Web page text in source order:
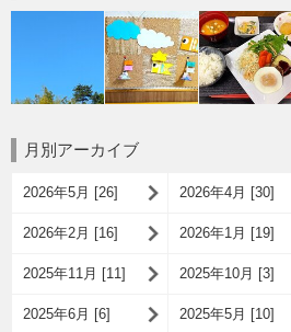
月別アーカイブ
2026年5月 [26] 2026年4月 [30]
2026年2月 [16] 2026年1月 [19]
2025年11月 [11] 2025年10月 [3]
2025年6月 [6] 2025年5月 [10]